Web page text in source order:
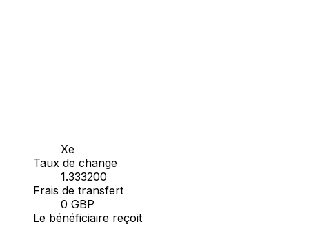
Xe
Taux de change
1.333200
Frais de transfert
0 GBP
Le bénéficiaire reçoit